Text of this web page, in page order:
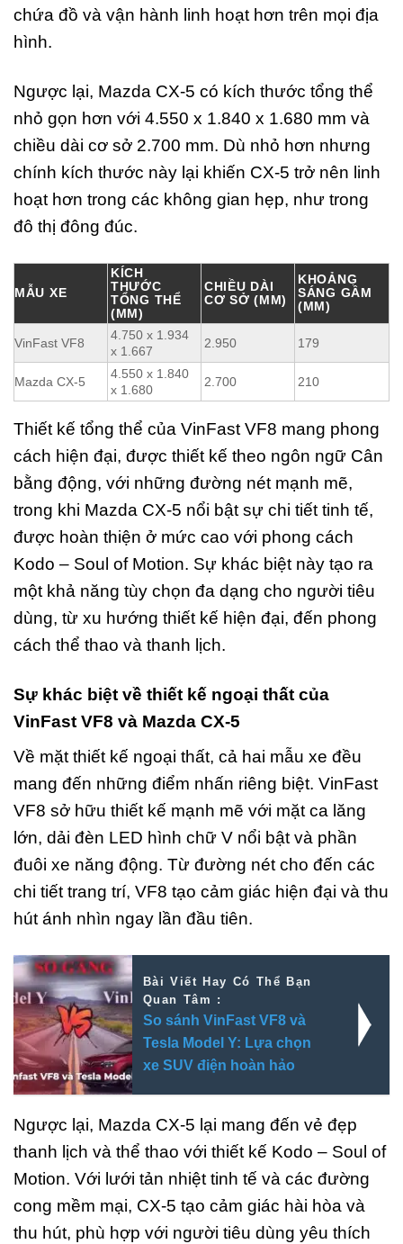
chứa đồ và vận hành linh hoạt hơn trên mọi địa
hình.
Ngược lại, Mazda CX-5 có kích thước tổng thể
nhỏ gọn hơn với 4.550 x 1.840 x 1.680 mm và
chiều dài cơ sở 2.700 mm. Dù nhỏ hơn nhưng
chính kích thước này lại khiến CX-5 trở nên linh
hoạt hơn trong các không gian hẹp, như trong
đô thị đông đúc.
MẪU XE
KÍCH
THƯỚC
TỔNG THỂ
(MM)
CHIỀU DÀI
CƠ SỞ (MM)
KHOẢNG
SÁNG GẦM
(MM)
VinFast VF8
4.750 x 1.934
x 1.667
2.950 179
Mazda CX-5
4.550 x 1.840
x 1.680
2.700 210
Thiết kế tổng thể của VinFast VF8 mang phong
cách hiện đại, được thiết kế theo ngôn ngữ Cân
bằng động, với những đường nét mạnh mẽ,
trong khi Mazda CX-5 nổi bật sự chi tiết tinh tế,
được hoàn thiện ở mức cao với phong cách
Kodo – Soul of Motion. Sự khác biệt này tạo ra
một khả năng tùy chọn đa dạng cho người tiêu
dùng, từ xu hướng thiết kế hiện đại, đến phong
cách thể thao và thanh lịch.
Sự khác biệt về thiết kế ngoại thất của
VinFast VF8 và Mazda CX-5
Về mặt thiết kế ngoại thất, cả hai mẫu xe đều
mang đến những điểm nhấn riêng biệt. VinFast
VF8 sở hữu thiết kế mạnh mẽ với mặt ca lăng
lớn, dải đèn LED hình chữ V nổi bật và phần
đuôi xe năng động. Từ đường nét cho đến các
chi tiết trang trí, VF8 tạo cảm giác hiện đại và thu
hút ánh nhìn ngay lần đầu tiên.
Bài Viết Hay Có Thể Bạn
Quan Tâm :
So sánh VinFast VF8 và
Tesla Model Y: Lựa chọn
xe SUV điện hoàn hảo
Ngược lại, Mazda CX-5 lại mang đến vẻ đẹp
thanh lịch và thể thao với thiết kế Kodo – Soul of
Motion. Với lưới tản nhiệt tinh tế và các đường
cong mềm mại, CX-5 tạo cảm giác hài hòa và
thu hút, phù hợp với người tiêu dùng yêu thích